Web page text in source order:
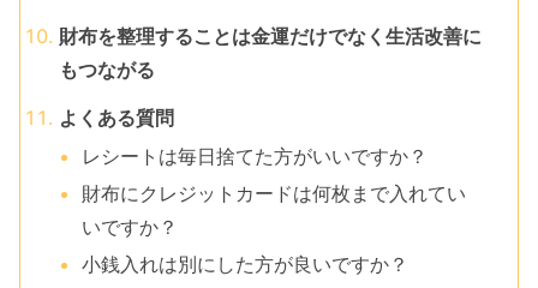
財布を整理することは金運だけでなく生活改善に
もつながる
よくある質問
レシートは毎日捨てた方がいいですか？
財布にクレジットカードは何枚まで入れてい
いですか？
小銭入れは別にした方が良いですか？